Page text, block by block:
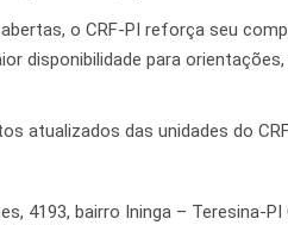
o CRF-PI reforça seu
disponibilidade para
atualizados das unidades do
4193, bairro Ininga – Teresina-PI